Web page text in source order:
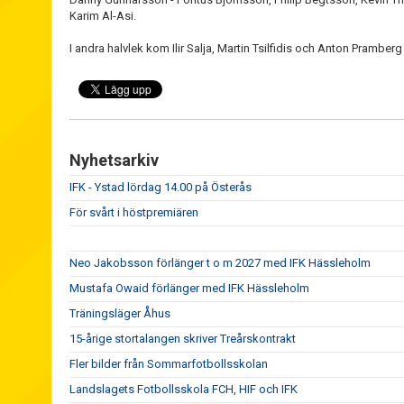
Karim Al-Asi.
I andra halvlek kom Ilir Salja, Martin Tsilfidis och Anton Pramberg
Nyhetsarkiv
IFK - Ystad lördag 14.00 på Österås
För svårt i höstpremiären
Neo Jakobsson förlänger t o m 2027 med IFK Hässleholm
Mustafa Owaid förlänger med IFK Hässleholm
Träningsläger Åhus
15-årige stortalangen skriver Treårskontrakt
Fler bilder från Sommarfotbollsskolan
Landslagets Fotbollsskola FCH, HIF och IFK